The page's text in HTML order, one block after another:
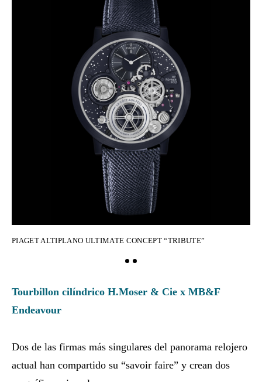
PIAGET ALTIPLANO ULTIMATE CONCEPT “TRIBUTE”
Tourbillon cilíndrico H.Moser & Cie x MB&F
Endeavour
Dos de las firmas más singulares del panorama relojero
actual han compartido su “savoir faire” y crean dos